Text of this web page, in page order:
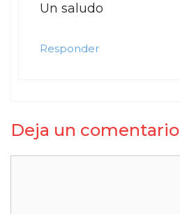
Un saludo
Responder
Deja un comentario